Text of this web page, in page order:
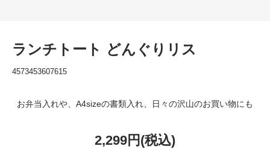
ランチトート どんぐりリス
4573453607615
お弁当入れや、A4sizeの書類入れ、日々の沢山のお買い物にも
2,299円(税込)